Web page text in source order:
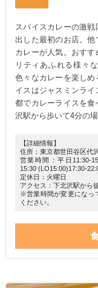
スパイスカレーの激
出した最初のお店。
カレーが人気。おす
リティあふれる様々
色々なカレーを楽し
イスはジャスミンラ
都でカレーライスを
沢駅から歩いて4分の
【詳細情報】
住所：東京都世田谷区代
営業時間：平日11:30-
15:30 (LO15:00)17:30-
定休日：火曜日
アクセス：下北沢駅から
※営業時間が変更になっ
ください。